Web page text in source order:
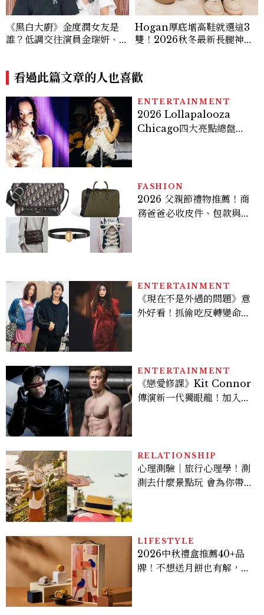
《黑白大廚》金度潤女友是
誰？低調交往演員金瑞妍、曾
Hogan厚底增高鞋就選這3
雙！2026秋冬最新長腿神
看過此篇文章的人也喜歡
ENTERTAINMENT
2026 Lollapalooza
Chicago四大亮點總盤
FASHION
2026 父親節禮物推薦！商
務爸爸必收皮件、包款與鞋
ENTERTAINMENT
《現在不是外遇的問題》意
外好看！抓偷吃反轉變命
看點懶人包
ENTERTAINMENT
《戀愛修課》Kit Connor
傳演新一代獨眼龍！加入新
RELATIONSHIP
心理測驗｜旅行心理學！測
測去什麼景點玩 會為你帶來
LIFESTYLE
2026中秋禮盒推薦40+品
牌！不想送月餅也有解，送